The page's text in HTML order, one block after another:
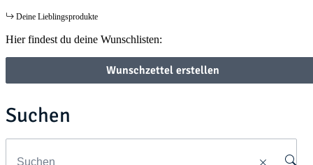
Deine Lieblingsprodukte
Hier findest du deine Wunschlisten:
Wunschzettel erstellen
Suchen